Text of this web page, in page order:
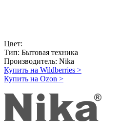
Цвет:
Тип: Бытовая техника
Производитель: Nika
Купить на Wildberries >
Купить на Ozon >